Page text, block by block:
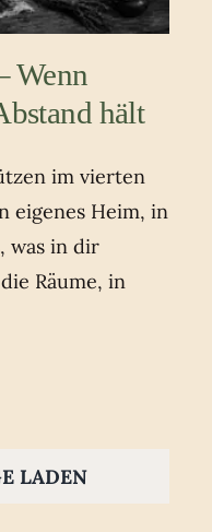
Wenn
hält
im vierten
eigenes Heim, in
was in dir
Räume, in
LADEN